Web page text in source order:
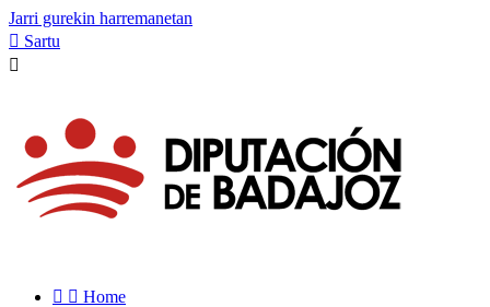
Jarri gurekin harremanetan
 Sartu

  Home